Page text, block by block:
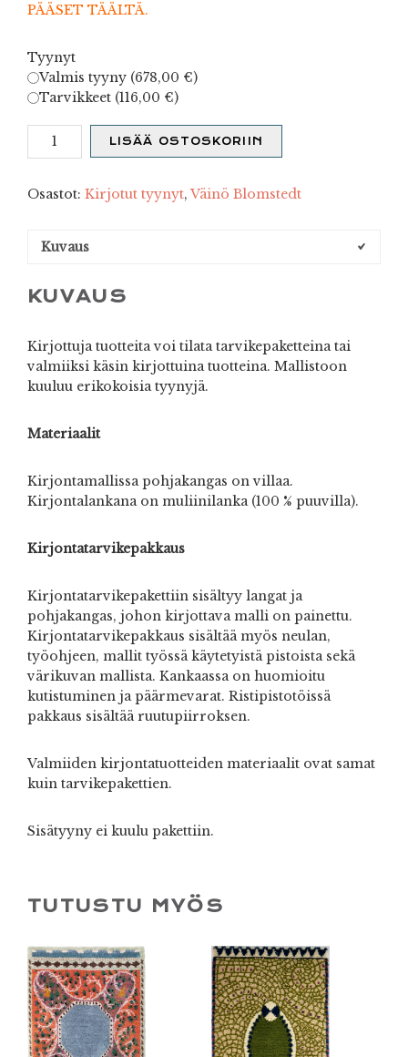
PÄÄSET TÄÄLTÄ.
Tyynyt
Valmis tyyny (678,00 €)
Tarvikkeet (116,00 €)
Sudenkorento
määrä
LISÄÄ OSTOSKORIIN
Osastot: Kirjotut tyynyt, Väinö Blomstedt
Kuvaus
KUVAUS
Kirjottuja tuotteita voi tilata tarvikepaketteina tai
valmiiksi käsin kirjottuina tuotteina. Mallistoon
kuuluu erikokoisia tyynyjä.
Materiaalit
Kirjontamallissa pohjakangas on villaa.
Kirjontalankana on muliinilanka (100 % puuvilla).
Kirjontatarvikepakkaus
Kirjontatarvikepakettiin sisältyy langat ja
pohjakangas, johon kirjottava malli on painettu.
Kirjontatarvikepakkaus sisältää myös neulan,
työohjeen, mallit työssä käytetyistä pistoista sekä
värikuvan mallista. Kankaassa on huomioitu
kutistuminen ja päärmevarat. Ristipistotöissä
pakkaus sisältää ruutupiirroksen.
Valmiiden kirjontatuotteiden materiaalit ovat samat
kuin tarvikepakettien.
Sisätyyny ei kuulu pakettiin.
TUTUSTU MYÖS